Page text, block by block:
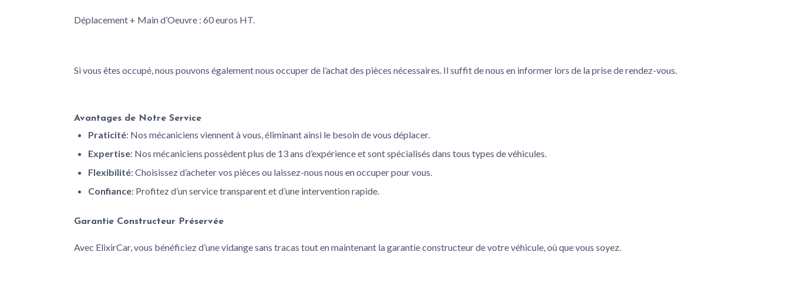
Déplacement + Main d’Oeuvre : 60 euros HT.
Si vous êtes occupé, nous pouvons également nous occuper de l’achat des pièces nécessaires. Il suffit de nous en informer lors de la prise de rendez-vous.
Avantages de Notre Service
Praticité: Nos mécaniciens viennent à vous, éliminant ainsi le besoin de vous déplacer.
Expertise: Nos mécaniciens possèdent plus de 13 ans d’expérience et sont spécialisés dans tous types de véhicules.
Flexibilité: Choisissez d’acheter vos pièces ou laissez-nous nous en occuper pour vous.
Confiance: Profitez d’un service transparent et d’une intervention rapide.
Garantie Constructeur Préservée
Avec ElixirCar, vous bénéficiez d’une vidange sans tracas tout en maintenant la garantie constructeur de votre véhicule, où que vous soyez.